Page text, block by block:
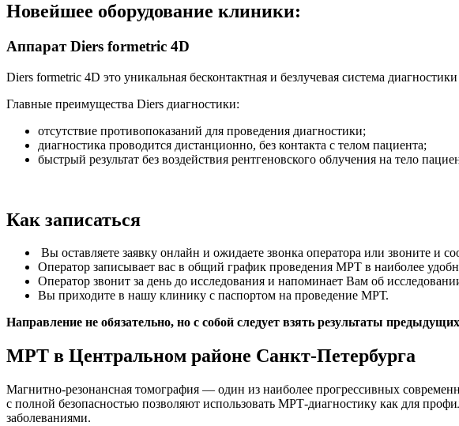
Новейшее оборудование клиники:
Аппарат Diers formetric 4D
Diers formetric 4D это уникальная бесконтактная и безлучевая система
Главные преимущества Diers диагностики:
отсутствие противопоказаний для проведения диагностики;
диагностика проводится дистанционно, без контакта с телом пациента;
быстрый результат без воздействия рентгеновского облучения на тело
Как записаться
Вы оставляете заявку онлайн и ожидаете звонка оператора или звоните и
Оператор записывает вас в общий график проведения МРТ в наиболее
Оператор звонит за день до исследования и напоминает Вам об
Вы приходите в нашу клинику с паспортом на проведение МРТ.
Направление не обязательно, но с собой следует взять результаты
МРТ в Центральном районе Санкт-Петербурга
Магнитно-резонансная томография — один из наиболее прогрессивных
с полной безопасностью позволяют использовать МРТ-диагностику как для
заболеваниями.